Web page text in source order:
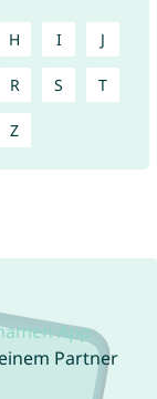
H I J
R S T
Z
App
Partner